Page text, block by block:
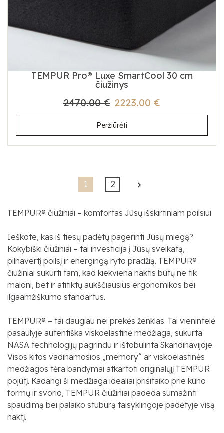
TEMPUR Pro® Luxe SmartCool 30 cm
čiužinys
2223.00 €
2470.00 €
Peržiūrėti
1 2
TEMPUR® čiužiniai – komfortas Jūsų išskirtiniam poilsiui
Ieškote, kas iš tiesų padėtų pagerinti Jūsų miegą?
Kokybiški čiužiniai – tai investicija į Jūsų sveikatą,
pilnavertį poilsį ir energingą ryto pradžią. TEMPUR®
čiužiniai sukurti tam, kad kiekviena naktis būtų ne tik
maloni, bet ir atitiktų aukščiausius ergonomikos bei
ilgaamžiškumo standartus.
TEMPUR® – tai daugiau nei prekės ženklas. Tai vienintelė
pasaulyje autentiška viskoelastinė medžiaga, sukurta
NASA technologijų pagrindu ir ištobulinta Skandinavijoje.
Visos kitos vadinamosios „memory“ ar viskoelastinės
medžiagos tėra bandymai atkartoti originalųjį TEMPUR
pojūtį. Kadangi ši medžiaga idealiai prisitaiko prie kūno
formų ir svorio, TEMPUR čiužiniai padeda sumažinti
spaudimą bei palaiko stuburą taisyklingoje padėtyje visą
naktį.